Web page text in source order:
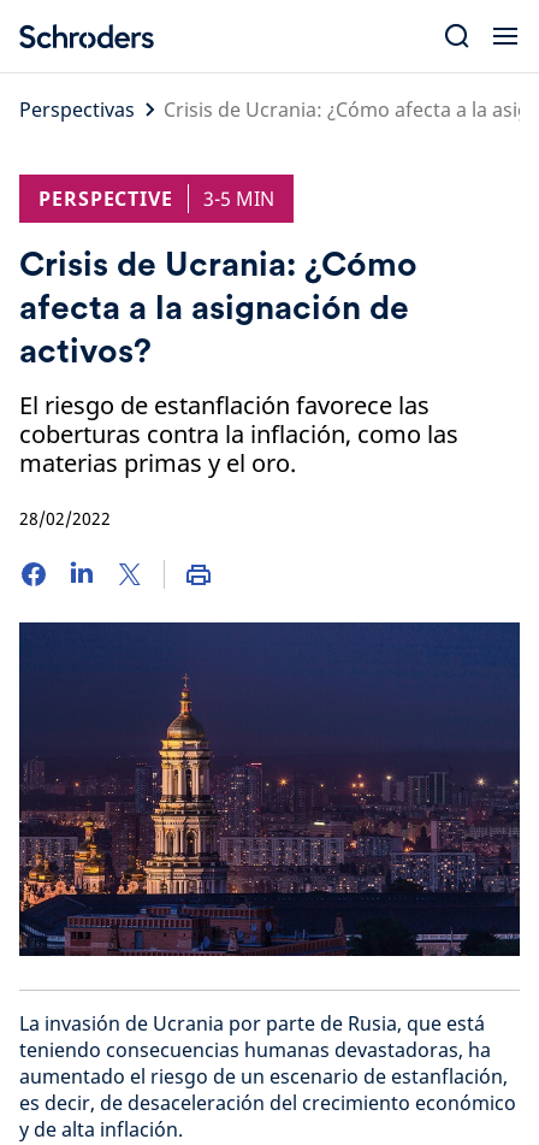
content
Perspectivas
Crisis de Ucrania: ¿Cómo afecta a la
PERSPECTIVE 3-5 MIN
Crisis de Ucrania: ¿Cómo
afecta a la asignación de
activos?
El riesgo de estanflación favorece las
coberturas contra la inflación, como las
materias primas y el oro.
28/02/2022
La invasión de Ucrania por parte de Rusia, que está
teniendo consecuencias humanas devastadoras, ha
aumentado el riesgo de un escenario de estanflación,
es decir, de desaceleración del crecimiento económico
y de alta inflación.